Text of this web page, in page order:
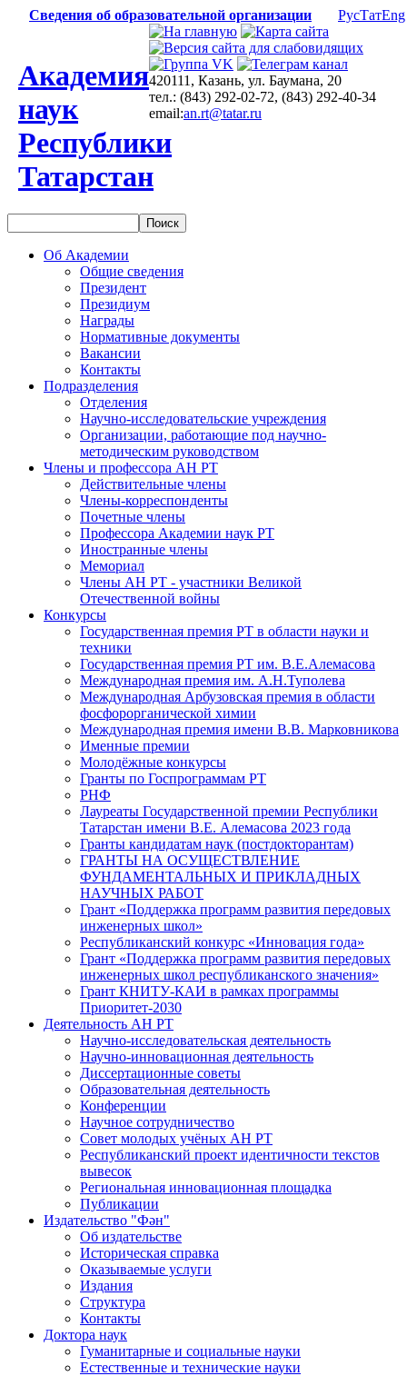
Сведения об образовательной организации РусТатEng
Академия
наук
Республики
Татарстан
420111, Казань, ул. Баумана, 20
тел.: (843) 292-02-72, (843) 292-40-34
email:an.rt@tatar.ru
Об Академии
Общие сведения
Президент
Президиум
Награды
Нормативные документы
Вакансии
Контакты
Подразделения
Отделения
Научно-исследовательские учреждения
Организации, работающие под научно-
методическим руководством
Члены и профессора АН РТ
Действительные члены
Члены-корреспонденты
Почетные члены
Профессора Академии наук РТ
Иностранные члены
Мемориал
Члены АН РТ - участники Великой
Отечественной войны
Конкурсы
Государственная премия РТ в области науки и
техники
Государственная премия РТ им. В.Е.Алемасова
Международная премия им. А.Н.Туполева
Международная Арбузовская премия в области
фосфорорганической химии
Международная премия имени В.В. Марковникова
Именные премии
Молодёжные конкурсы
Гранты по Госпрограммам РТ
РНФ
Лауреаты Государственной премии Республики
Татарстан имени В.Е. Алемасова 2023 года
Гранты кандидатам наук (постдокторантам)
ГРАНТЫ НА ОСУЩЕСТВЛЕНИЕ
ФУНДАМЕНТАЛЬНЫХ И ПРИКЛАДНЫХ
НАУЧНЫХ РАБОТ
Грант «Поддержка программ развития передовых
инженерных школ»
Республиканский конкурс «Инновация года»
Грант «Поддержка программ развития передовых
инженерных школ республиканского значения»
Грант КНИТУ-КАИ в рамках программы
Приоритет-2030
Деятельность АН РТ
Научно-исследовательская деятельность
Научно-инновационная деятельность
Диссертационные советы
Образовательная деятельность
Конференции
Научное сотрудничество
Совет молодых учёных АН РТ
Республиканский проект идентичности текстов
вывесок
Региональная инновационная площадка
Публикации
Издательство "Фән"
Об издательстве
Историческая справка
Оказываемые услуги
Издания
Структура
Контакты
Доктора наук
Гуманитарные и социальные науки
Естественные и технические науки